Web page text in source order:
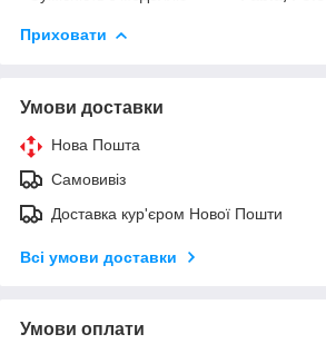
Приховати
Умови доставки
Нова Пошта
Самовивіз
Доставка кур'єром Нової Пошти
Всі умови доставки
Умови оплати